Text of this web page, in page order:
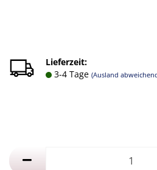
Lieferzeit:
3-4 Tage (Ausland